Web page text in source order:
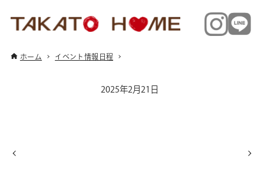
ホーム イベント情報日程
2025年2月21日